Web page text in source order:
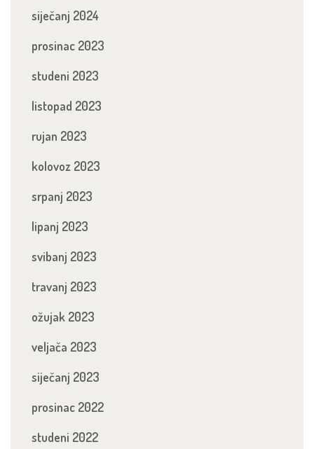
siječanj 2024
prosinac 2023
studeni 2023
listopad 2023
rujan 2023
kolovoz 2023
srpanj 2023
lipanj 2023
svibanj 2023
travanj 2023
ožujak 2023
veljača 2023
siječanj 2023
prosinac 2022
studeni 2022